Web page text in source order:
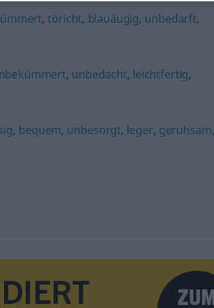
,töricht, blauäugig, unbedarft,
, unbedacht, leichtfertig,
, bequem, unbesorgt, leger, geruhsam,